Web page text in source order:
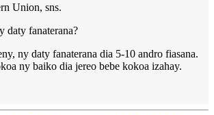
Union, sns.
daty fanaterana?
ny daty fanaterana dia 5-10 andro fiasana.
ny baiko dia jereo bebe kokoa izahay.